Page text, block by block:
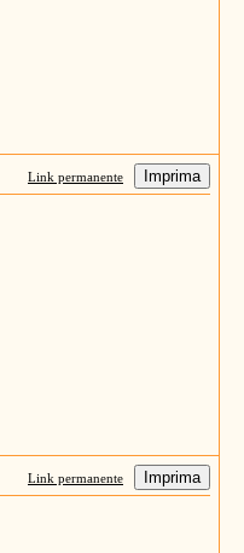
Link permanente Imprima
Link permanente Imprima